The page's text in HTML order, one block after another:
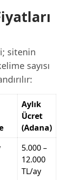
sitenin
sayısı
Aylık
Ücret
(Adana)
5.000 –
12.000
TL/ay